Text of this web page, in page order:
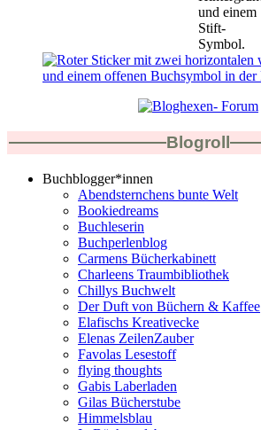
Blogroll
Buchblogger*innen
Abendsternchens bunte Welt
Bookiedreams
Buchleserin
Buchperlenblog
Carmens Bücherkabinett
Charleens Traumbibliothek
Chillys Buchwelt
Der Duft von Büchern & Kaffee
Elafischs Kreativecke
Elenas ZeilenZauber
Favolas Lesestoff
flying thoughts
Gabis Laberladen
Gilas Bücherstube
Himmelsblau